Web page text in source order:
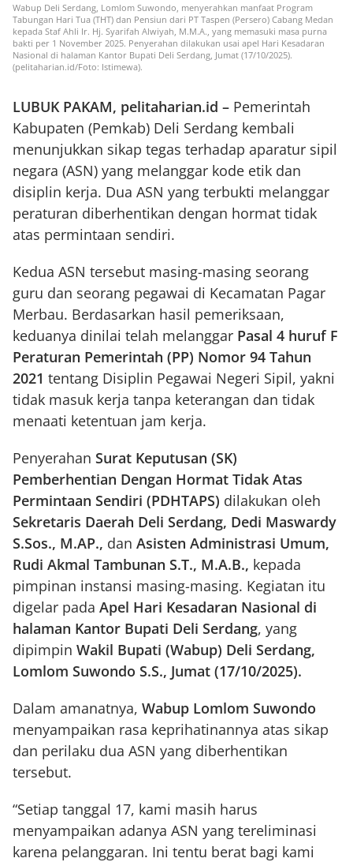
Wabup Deli Serdang, Lomlom Suwondo, menyerahkan manfaat Program
Tabungan Hari Tua (THT) dan Pensiun dari PT Taspen (Persero) Cabang Medan
kepada Staf Ahli Ir. Hj. Syarifah Alwiyah, M.M.A., yang memasuki masa purna
bakti per 1 November 2025. Penyerahan dilakukan usai apel Hari Kesadaran
Nasional di halaman Kantor Bupati Deli Serdang, Jumat (17/10/2025).
(pelitaharian.id/Foto: Istimewa).
LUBUK PAKAM, pelitaharian.id – Pemerintah
Kabupaten (Pemkab) Deli Serdang kembali
menunjukkan sikap tegas terhadap aparatur sipil
negara (ASN) yang melanggar kode etik dan
disiplin kerja. Dua ASN yang terbukti melanggar
peraturan diberhentikan dengan hormat tidak
atas permintaan sendiri.
Kedua ASN tersebut masing-masing seorang
guru dan seorang pegawai di Kecamatan Pagar
Merbau. Berdasarkan hasil pemeriksaan,
keduanya dinilai telah melanggar Pasal 4 huruf F
Peraturan Pemerintah (PP) Nomor 94 Tahun
2021 tentang Disiplin Pegawai Negeri Sipil, yakni
tidak masuk kerja tanpa keterangan dan tidak
menaati ketentuan jam kerja.
Penyerahan Surat Keputusan (SK)
Pemberhentian Dengan Hormat Tidak Atas
Permintaan Sendiri (PDHTAPS) dilakukan oleh
Sekretaris Daerah Deli Serdang, Dedi Maswardy
S.Sos., M.AP., dan Asisten Administrasi Umum,
Rudi Akmal Tambunan S.T., M.A.B., kepada
pimpinan instansi masing-masing. Kegiatan itu
digelar pada Apel Hari Kesadaran Nasional di
halaman Kantor Bupati Deli Serdang, yang
dipimpin Wakil Bupati (Wabup) Deli Serdang,
Lomlom Suwondo S.S., Jumat (17/10/2025).
Dalam amanatnya, Wabup Lomlom Suwondo
menyampaikan rasa keprihatinannya atas sikap
dan perilaku dua ASN yang diberhentikan
tersebut.
“Setiap tanggal 17, kami masih harus
menyampaikan adanya ASN yang tereliminasi
karena pelanggaran. Ini tentu berat bagi kami